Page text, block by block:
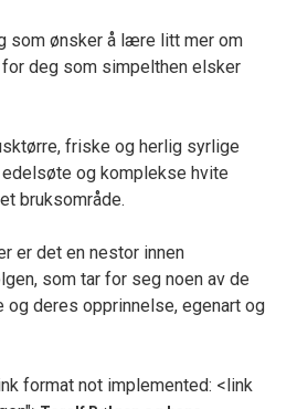
som ønsker å lære litt mer om
deg som simpelthen elsker
friske og herlig syrlige
og komplekse hvite
bruksområde.
er det en nestor innen
som tar for seg noen av de
deres opprinnelse, egenart og
format not implemented: <link